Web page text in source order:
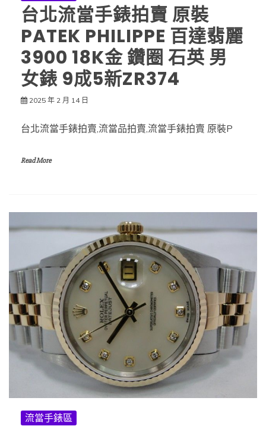
台北流當手錶拍賣 原裝
PATEK PHILIPPE 百達翡麗
3900 18K金 鑽圈 石英 男
女錶 9成5新ZR374
2025 年 2 月 14 日
台北流當手錶拍賣,流當品拍賣,流當手錶拍賣 原裝P
Read More
流當手錶區